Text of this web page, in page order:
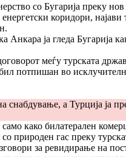
со Бугарија преку
коридори,
Анкара ја гледа Бугарија
меѓу турската
потпишан во
снабдување, а Турција ја
само како билатерален
природен гас преку
за ревидирање на